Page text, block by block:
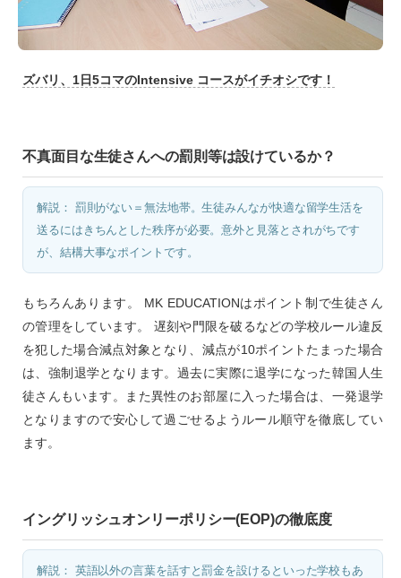
ズバリ、1日5コマのIntensive コースがイチオシです！
不真面目な生徒さんへの罰則等は設けているか？
解説： 罰則がない＝無法地帯。生徒みんなが快適な留学生活を
送るにはきちんとした秩序が必要。意外と見落とされがちです
が、結構大事なポイントです。
もちろんあります。 MK EDUCATIONはポイント制で生徒さん
の管理をしています。 遅刻や門限を破るなどの学校ルール違反
を犯した場合減点対象となり、減点が10ポイントたまった場合
は、強制退学となります。過去に実際に退学になった韓国人生
徒さんもいます。また異性のお部屋に入った場合は、一発退学
となりますので安心して過ごせるようルール順守を徹底してい
ます。
イングリッシュオンリーポリシー(EOP)の徹底度
解説： 英語以外の言葉を話すと罰金を設けるといった学校もあ